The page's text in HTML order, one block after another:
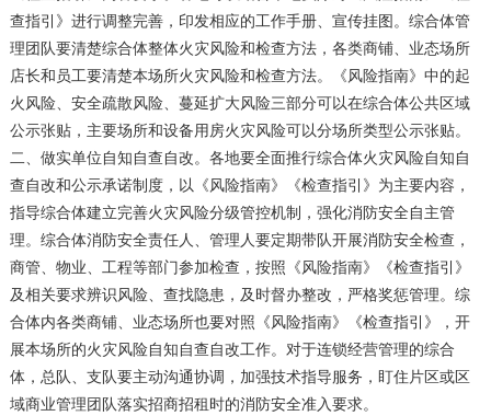
查指引》进行调整完善，印发相应的工作手册、宣传挂图。综合体管
理团队要清楚综合体整体火灾风险和检查方法，各类商铺、业态场所
店长和员工要清楚本场所火灾风险和检查方法。《风险指南》中的起
火风险、安全疏散风险、蔓延扩大风险三部分可以在综合体公共区域
公示张贴，主要场所和设备用房火灾风险可以分场所类型公示张贴。
二、做实单位自知自查自改。各地要全面推行综合体火灾风险自知自
查自改和公示承诺制度，以《风险指南》《检查指引》为主要内容，
指导综合体建立完善火灾风险分级管控机制，强化消防安全自主管
理。综合体消防安全责任人、管理人要定期带队开展消防安全检查，
商管、物业、工程等部门参加检查，按照《风险指南》《检查指引》
及相关要求辨识风险、查找隐患，及时督办整改，严格奖惩管理。综
合体内各类商铺、业态场所也要对照《风险指南》《检查指引》，开
展本场所的火灾风险自知自查自改工作。对于连锁经营管理的综合
体，总队、支队要主动沟通协调，加强技术指导服务，盯住片区或区
域商业管理团队落实招商招租时的消防安全准入要求。